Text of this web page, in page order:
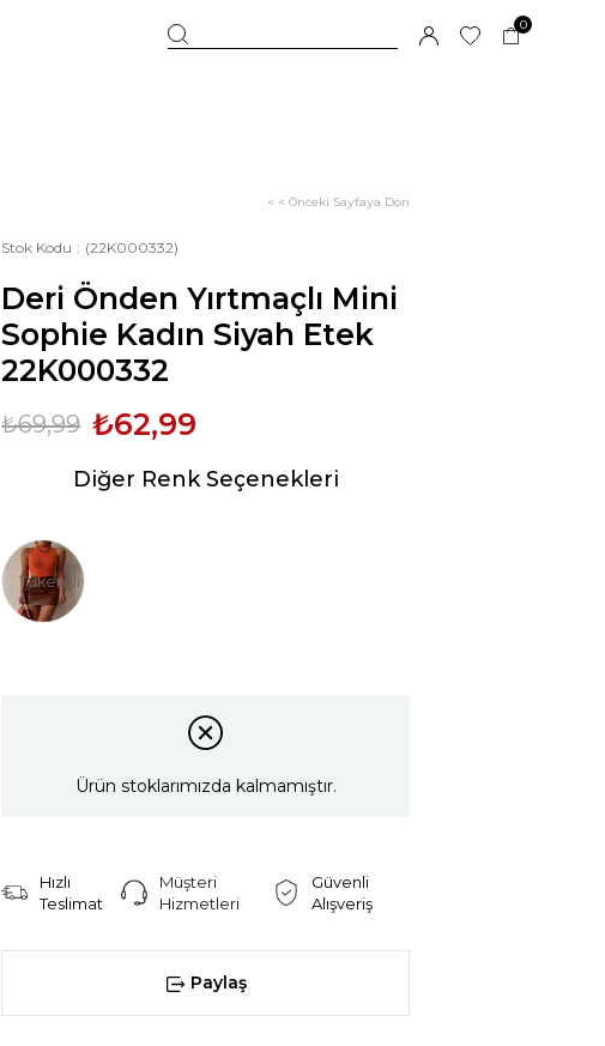
0
< < Önceki Sayfaya Dön
Stok Kodu (22K000332)
Deri Önden Yırtmaçlı Mini
Sophie Kadın Siyah Etek
22K000332
₺69,99 ₺62,99
Diğer Renk Seçenekleri
Tükendi
Ürün stoklarımızda kalmamıştır.
Hızlı
Teslimat
Müşteri
Hizmetleri
Güvenli
Alışveriş
Paylaş